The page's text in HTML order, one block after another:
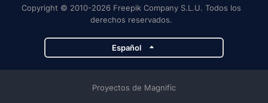
Copyright © 2010-2026 Freepik Company S.L.U. Todos los
derechos reservados.
Español
Proyectos de Magnific